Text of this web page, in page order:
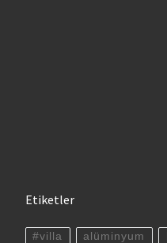
Etiketler
#villa alüminyum